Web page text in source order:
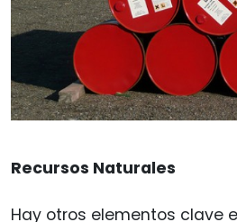
Recursos Naturales
Hay otros elementos clave